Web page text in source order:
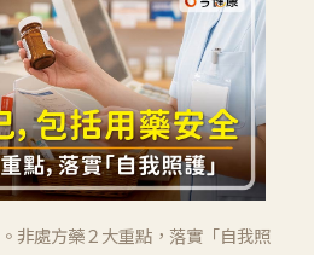
非處方藥２大重點，落實「自我照